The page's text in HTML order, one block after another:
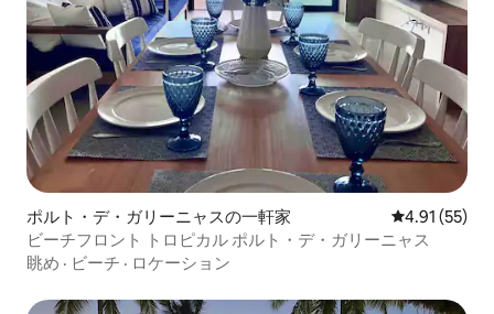
ポルト・デ・ガリーニャスの一軒家 レビュー55
4.91 (55)
ビーチフロント トロピカル ポルト・デ・ガリーニャス
眺め · ビーチ · ロケーション